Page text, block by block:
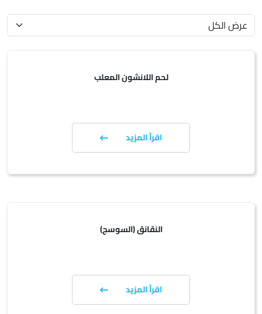
لحم اللانشون المعلب
اقرأ المزيد
النقانق (السوسج)
اقرأ المزيد